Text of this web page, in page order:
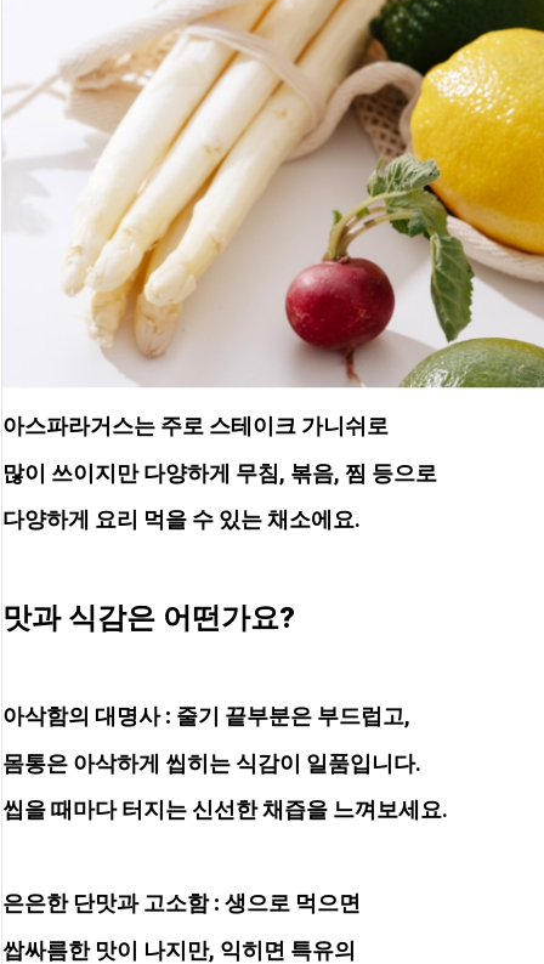
아스파라거스는 주로 스테이크 가니쉬로
많이 쓰이지만 다양하게 무침, 볶음, 찜 등으로
다양하게 요리 먹을 수 있는 채소에요.
맛과 식감은 어떤가요?
아삭함의 대명사 : 줄기 끝부분은 부드럽고,
몸통은 아삭하게 씹히는 식감이 일품입니다.
씹을 때마다 터지는 신선한 채즙을 느껴보세요.
은은한 단맛과 고소함 : 생으로 먹으면
쌉싸름한 맛이 나지만, 익히면 특유의